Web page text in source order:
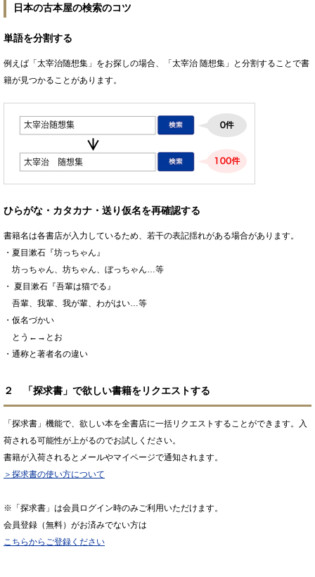
日本の古本屋の検索のコツ
単語を分割する
例えば「太宰治随想集」をお探しの場合、「太宰治 随想集」と分割することで書
籍が見つかることがあります。
ひらがな・カタカナ・送り仮名を再確認する
書籍名は各書店が入力しているため、若干の表記揺れがある場合があります。
・夏目漱石『坊っちゃん』
坊っちゃん、坊ちゃん、ぼっちゃん…等
・ 夏目漱石『吾輩は猫でる』
吾輩、我輩、我が輩、わがはい…等
・仮名づかい
とう←→とお
・通称と著者名の違い
２ 「探求書」で欲しい書籍をリクエストする
「探求書」機能で、欲しい本を全書店に一括リクエストすることができます。入
荷される可能性が上がるのでお試しください。
書籍が入荷されるとメールやマイページで通知されます。
＞探求書の使い方について
※「探求書」は会員ログイン時のみご利用いただけます。
会員登録（無料）がお済みでない方は
こちらからご登録ください